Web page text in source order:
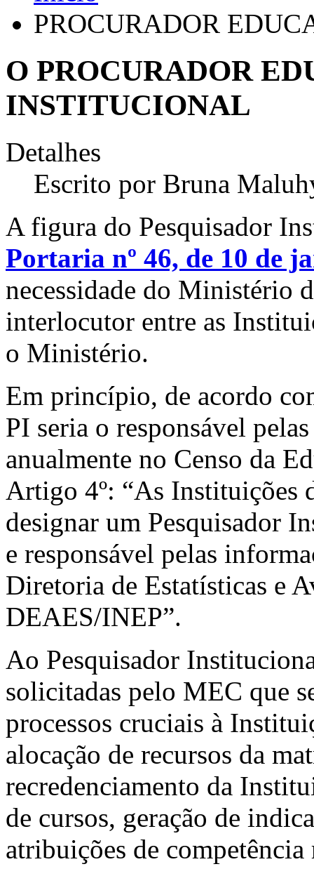
PROCURADOR
O PROCURADOR
INSTITUCIONAL
Detalhes
Escrito por Bruna
A figura do Pesquisador
Portaria nº 46, de 10 de
necessidade do Ministério
interlocutor entre as
o Ministério.
Em princípio, de acordo
PI seria o responsável
anualmente no Censo da
Artigo 4º: “As Instituições
designar um Pesquisador
e responsável pelas
Diretoria de Estatísticas e
DEAES/INEP”.
Ao Pesquisador
solicitadas pelo MEC que
processos cruciais à
alocação de recursos da
recredenciamento da
de cursos, geração de
atribuições de